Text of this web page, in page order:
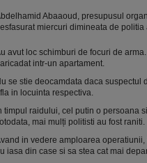
Abaaoud, presupusul
miercuri dimineata de
avut loc schimburi de focuri de
intr-un apartament.
se stie deocamdata daca suspectul
in locuinta respectiva.
timpul raidului, cel putin o persoana
mai mulți politisti au fost raniti.
in vedere amploarea
iasa din case si sa stea cat mai